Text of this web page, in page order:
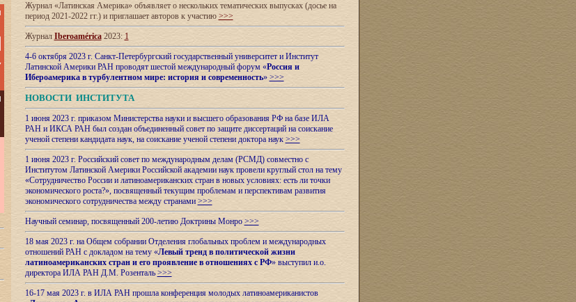
Журнал «Латинская Америка» объявляет о нескольких тематических выпусках (досье на
период 2021-2022 гг.) и приглашает авторов к участию >>>
Журнал Iberoamérica2023: 1
4-6 октября 2023 г. Санкт-Петербургский государственный университет и Институт
Латинской Америки РАН проводят шестой международный форум «Россия и
Ибероамерика в турбулентном мире: история и современность» >>>
НОВОСТИ ИНСТИТУТА
1 июня 2023 г. приказом Министерства науки и высшего образования РФ на базе ИЛА
РАН и ИКСА РАН был создан объединенный совет по защите диссертаций на соискание
ученой степени кандидата наук, на соискание ученой степени доктора наук >>>
1 июня 2023 г. Российский совет по международным делам (РСМД) совместно с
Институтом Латинской Америки Российской академии наук провели круглый стол на тему
«Сотрудничество России и латиноамериканских стран в новых условиях: есть ли точки
экономического роста?», посвященный текущим проблемам и перспективам развития
экономического сотрудничества между странами >>>
Научный семинар, посвященный 200-летию Доктрины Монро>>>
18 мая 2023 г. на Общем собрании Отделения глобальных проблем и международных
отношений РАН с докладом на тему «Левый тренд в политической жизни
латиноамериканских стран и его проявление в отношениях с РФ» выступил и.о.
директора ИЛА РАН Д.М. Розенталь >>>
16-17 мая 2023 г. в ИЛА РАН прошла конференция молодых латиноамериканистов